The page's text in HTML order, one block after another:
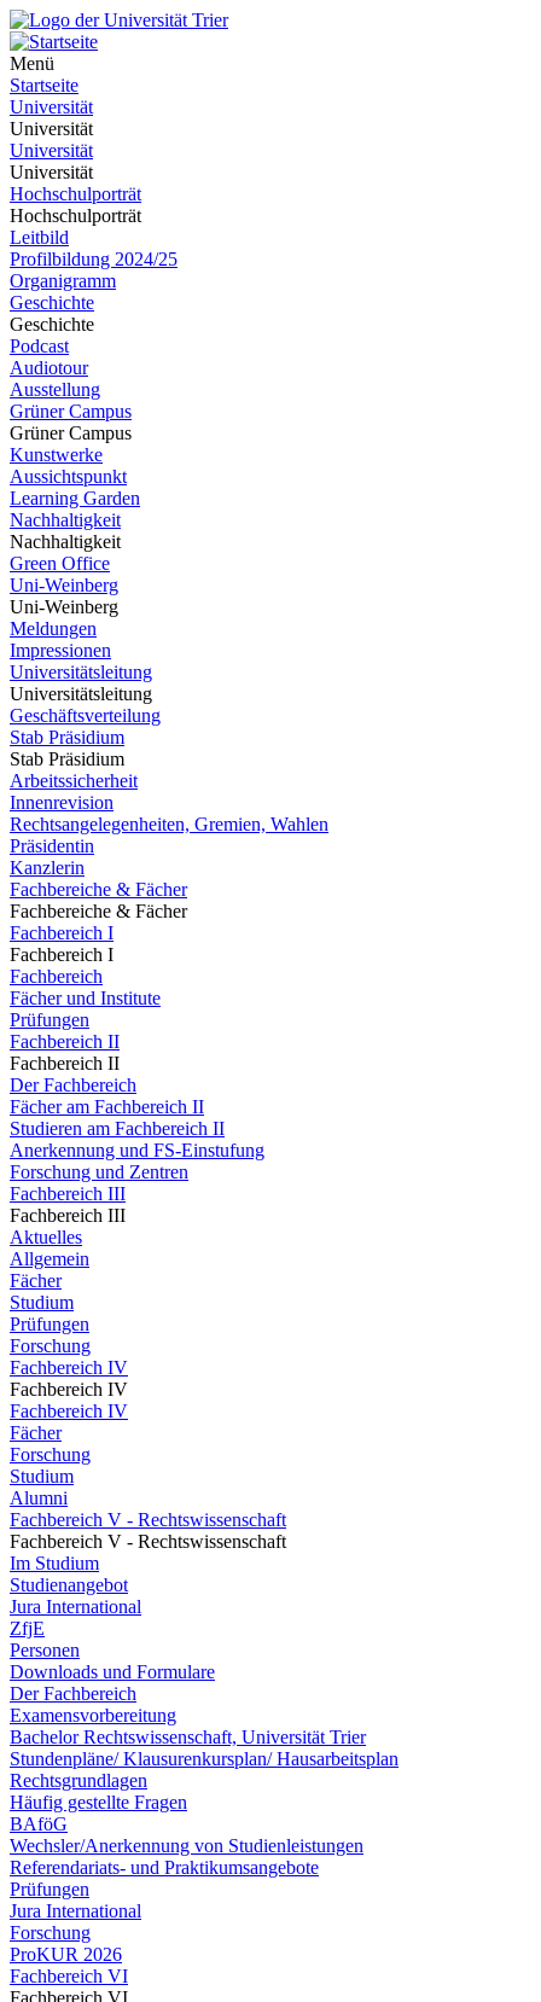
Menü
Startseite
Universität
Universität
Universität
Universität
Hochschulporträt
Hochschulporträt
Leitbild
Profilbildung 2024/25
Organigramm
Geschichte
Geschichte
Podcast
Audiotour
Ausstellung
Grüner Campus
Grüner Campus
Kunstwerke
Aussichtspunkt
Learning Garden
Nachhaltigkeit
Nachhaltigkeit
Green Office
Uni-Weinberg
Uni-Weinberg
Meldungen
Impressionen
Universitätsleitung
Universitätsleitung
Geschäftsverteilung
Stab Präsidium
Stab Präsidium
Arbeitssicherheit
Innenrevision
Rechtsangelegenheiten, Gremien, Wahlen
Präsidentin
Kanzlerin
Fachbereiche & Fächer
Fachbereiche & Fächer
Fachbereich I
Fachbereich I
Fachbereich
Fächer und Institute
Prüfungen
Fachbereich II
Fachbereich II
Der Fachbereich
Fächer am Fachbereich II
Studieren am Fachbereich II
Anerkennung und FS-Einstufung
Forschung und Zentren
Fachbereich III
Fachbereich III
Aktuelles
Allgemein
Fächer
Studium
Prüfungen
Forschung
Fachbereich IV
Fachbereich IV
Fachbereich IV
Fächer
Forschung
Studium
Alumni
Fachbereich V - Rechtswissenschaft
Fachbereich V - Rechtswissenschaft
Im Studium
Studienangebot
Jura International
ZfjE
Personen
Downloads und Formulare
Der Fachbereich
Examensvorbereitung
Bachelor Rechtswissenschaft, Universität Trier
Stundenpläne/ Klausurenkursplan/ Hausarbeitsplan
Rechtsgrundlagen
Häufig gestellte Fragen
BAföG
Wechsler/Anerkennung von Studienleistungen
Referendariats- und Praktikumsangebote
Prüfungen
Jura International
Forschung
ProKUR 2026
Fachbereich VI
Fachbereich VI